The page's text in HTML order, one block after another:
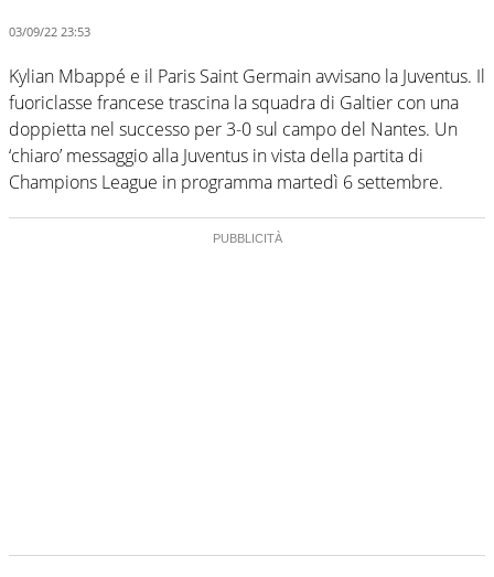
03/09/22 23:53
Kylian Mbappé e il Paris Saint Germain avvisano la Juventus. Il
fuoriclasse francese trascina la squadra di Galtier con una
doppietta nel successo per 3-0 sul campo del Nantes. Un
‘chiaro’ messaggio alla Juventus in vista della partita di
Champions League in programma martedì 6 settembre.